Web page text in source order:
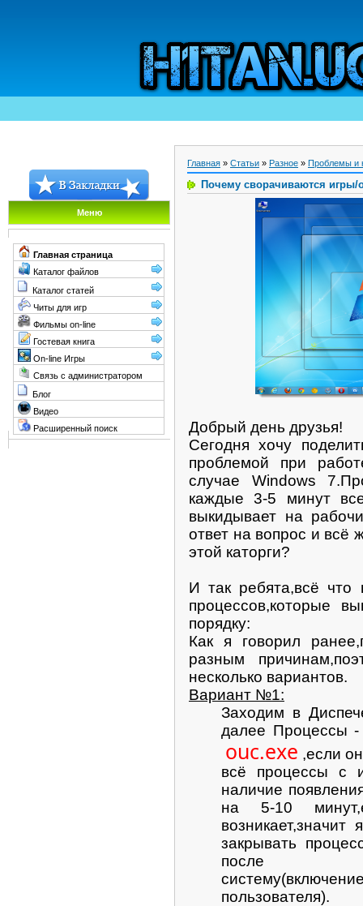
Меню
Главная страница
Каталог файлов
Каталог статей
Читы для игр
Фильмы on-line
Гостевая книга
On-line Игры
Связь с администратором
Блог
Видео
Расширенный поиск
Главная » Статьи » Разное » Проблемы и
Почему сворачиваются игры/
Добрый день друзья!
Сегодня хочу
проблемой при
случае Windows
каждые 3-5 минут
выкидывает на
ответ на вопрос и всё
этой каторги?
И так ребята,всё что
процессов,которые
порядку:
Как я говорил
разным
несколько вариантов.
Вариант №1:
Заходим в
далее Процессы
ouc.exe ,если
всё процессы с
наличие
на 5-10
закрывать
пользователя).